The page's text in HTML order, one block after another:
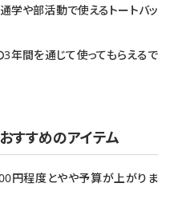
学や部活動で使えるトートバッ
年間を通じて使ってもらえるで
すすめのアイテム
円程度とやや予算が上がりま